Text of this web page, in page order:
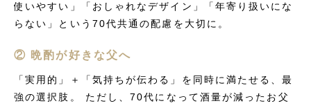
使いやすい」「おしゃれなデザイン」「年寄り扱いにな
らない」という70代共通の配慮を大切に。
② 晩酌が好きな父へ
「実用的」＋「気持ちが伝わる」を同時に満たせる、最
強の選択肢。 ただし、70代になって酒量が減ったお父